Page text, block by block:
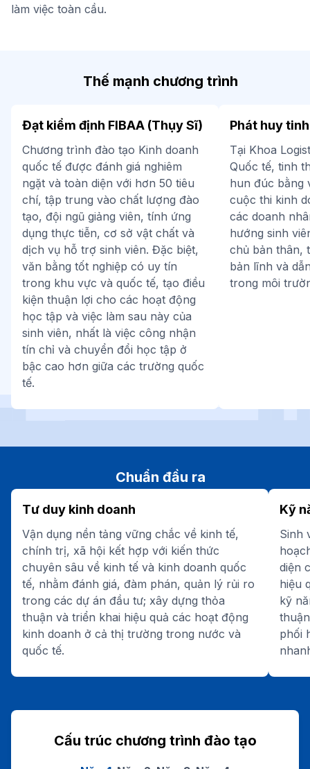
làm việc toàn cầu.
Thế mạnh chương trình
Đạt kiểm định FIBAA (Thụy Sĩ)
Chương trình đào tạo Kinh doanh
quốc tế được đánh giá nghiêm
ngặt và toàn diện với hơn 50 tiêu
chí, tập trung vào chất lượng đào
tạo, đội ngũ giảng viên, tính ứng
dụng thực tiễn, cơ sở vật chất và
dịch vụ hỗ trợ sinh viên. Đặc biệt,
văn bằng tốt nghiệp có uy tín
trong khu vực và quốc tế, tạo điều
kiện thuận lợi cho các hoạt động
học tập và việc làm sau này của
sinh viên, nhất là việc công nhận
tín chỉ và chuyển đổi học tập ở
bậc cao hơn giữa các trường quốc
tế.
Phát huy
Tại Khoa
Quốc tế, tinh
hun đúc bằng
cuộc thi kinh
các doanh
hướng sinh
chủ bản thân,
bản lĩnh và
trong môi
Chuẩn đầu ra
Tư duy kinh doanh
Vận dụng nền tảng vững chắc về kinh tế,
chính trị, xã hội kết hợp với kiến thức
chuyên sâu về kinh tế và kinh doanh quốc
tế, nhằm đánh giá, đàm phán, quản lý rủi ro
trong các dự án đầu tư; xây dựng thỏa
thuận và triển khai hiệu quả các hoạt động
kinh doanh ở cả thị trường trong nước và
quốc tế.
Kỹ
Sinh
diện
hiệu
kỹ
phối
Cấu trúc chương trình đào tạo